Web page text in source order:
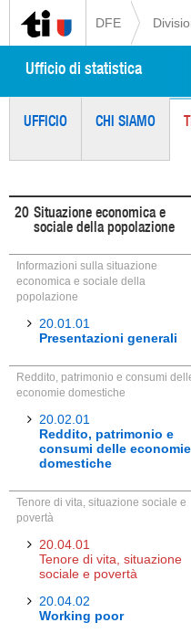
DFE
Ufficio di statistica
UFFICIO CHI SIAMO
20 Situazione economica e
sociale della popolazione
Informazioni sulla situazione
economica e sociale della
popolazione
20.01.01
Presentazioni generali
Reddito, patrimonio e consumi
economie domestiche
20.02.01
Reddito, patrimonio e
consumi delle economie
domestiche
Tenore di vita, situazione sociale e
povertà
20.04.01
Tenore di vita, situazione
sociale e povertà
20.04.02
Working poor